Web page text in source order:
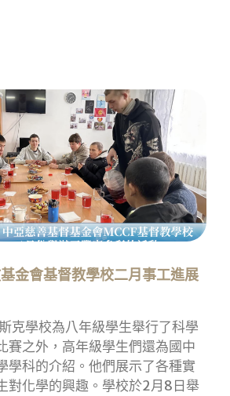
金會基督教學校二月事工進展
克學校為八年級學生舉行了科學
賽之外，高年級學生們還為國中
學科的介紹。他們展示了各種實
對化學的興趣。學校於2月8日舉